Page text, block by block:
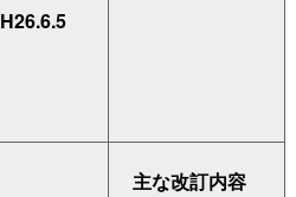
H26.6.5
主な改訂内容